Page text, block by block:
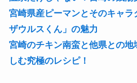
宮崎県産ピーマンとそのキャラ
ザウルスくん」の魅力
宮崎のチキン南蛮と他県との地
しむ究極のレシピ！